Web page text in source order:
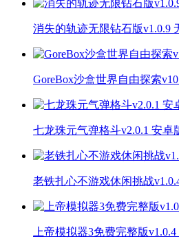
消失的轨迹无限钻石版v1.0.9
GoreBox沙盒世界自由探索
七龙珠元气弹格斗v2.0.1 安卓
老铁扎心不游戏休闲挑战
上帝模拟器3免费完整版